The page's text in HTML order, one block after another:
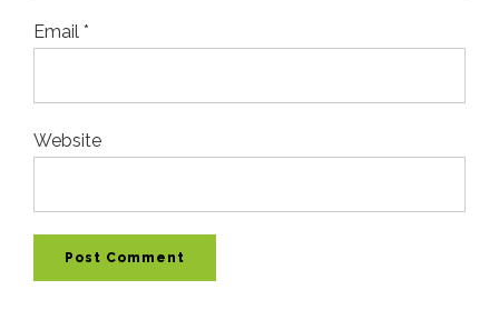
Email *
Website
Post Comment